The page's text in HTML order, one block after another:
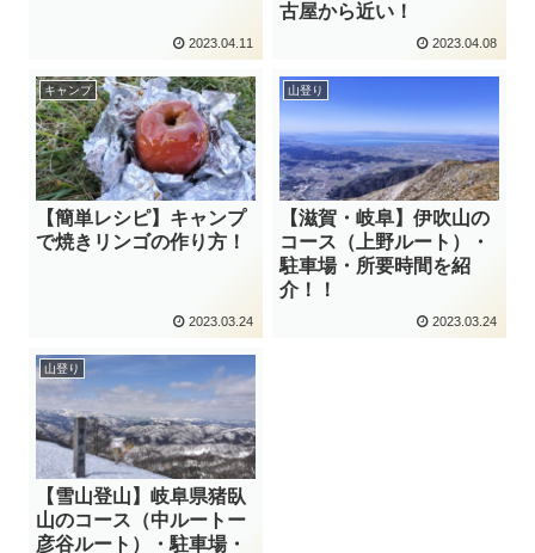
2023.04.11
古屋から近い！
2023.04.08
キャンプ
【簡単レシピ】キャンプ
で焼きリンゴの作り方！
2023.03.24
山登り
【滋賀・岐阜】伊吹山の
コース（上野ルート）・
駐車場・所要時間を紹
介！！
2023.03.24
山登り
【雪山登山】岐阜県猪臥
山のコース（中ルートー
彦谷ルート）・駐車場・